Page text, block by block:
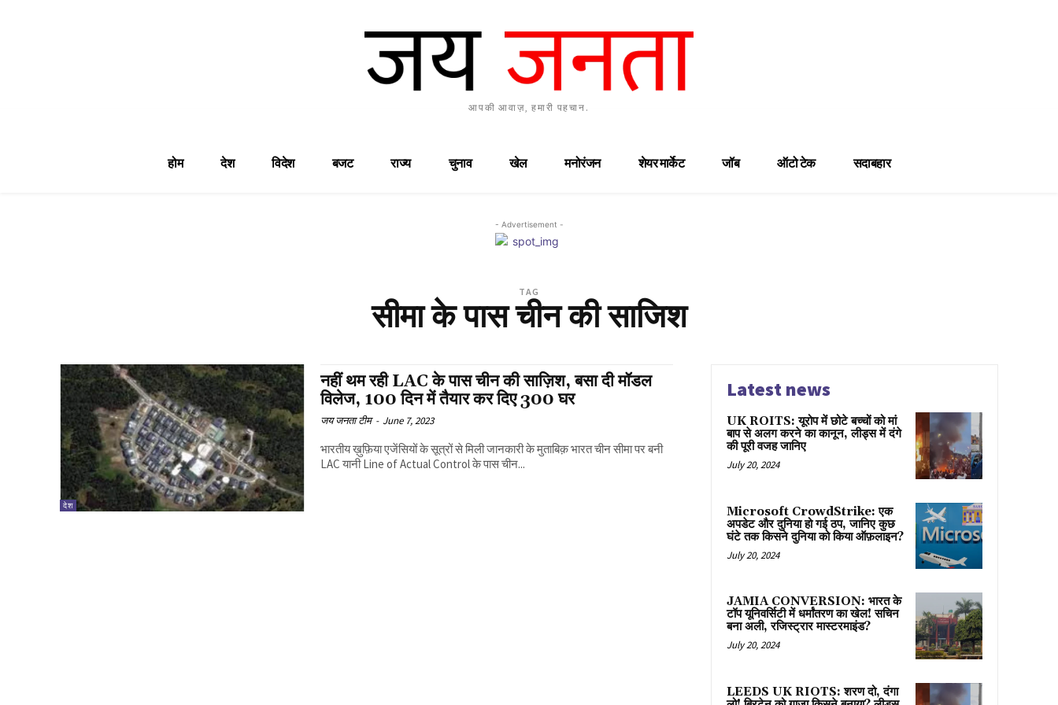
आपकी आवाज़, हमारी पहचान.
होम देश विदेश बजट राज्य चुनाव खेल मनोरंजन शेयर मार्केट जॉब ऑटो टेक सदाबहार
- Advertisement -
TAG
सीमा के पास चीन की साजिश
देश
नहीं थम रही LAC के पास चीन की साज़िश, बसा दी मॉडल
विलेज, 100 दिन में तैयार कर दिए 300 घर
जय जनता टीम - June 7, 2023
भारतीय ख़ुफ़िया एजेंसियों के सूत्रों से मिली जानकारी के मुताबिक़ भारत चीन सीमा पर बनी
LAC यानी Line of Actual Control के पास चीन...
Latest news
UK ROITS: यूरोप में छोटे बच्चों को मां
बाप से अलग करने का कानून, लीड्स में दंगे
की पूरी वजह जानिए
July 20, 2024
Microsoft CrowdStrike: एक
अपडेट और दुनिया हो गई ठप, जानिए कुछ
घंटे तक किसने दुनिया को किया ऑफ़लाइन?
July 20, 2024
JAMIA CONVERSION: भारत के
टॉप यूनिवर्सिटी में धर्मांतरण का खेल! सचिन
बना अली, रजिस्ट्रार मास्टरमाइंड?
July 20, 2024
LEEDS UK RIOTS: शरण दो, दंगा